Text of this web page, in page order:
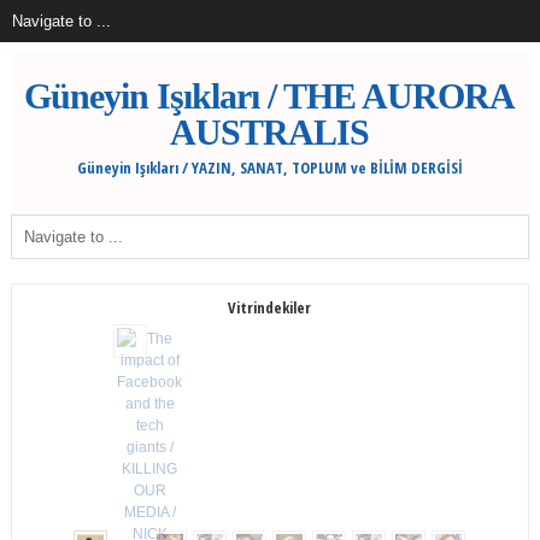
Güneyin Işıkları / THE AURORA
AUSTRALIS
Güneyin Işıkları / YAZIN, SANAT, TOPLUM ve BİLİM DERGİSİ
Vitrindekiler